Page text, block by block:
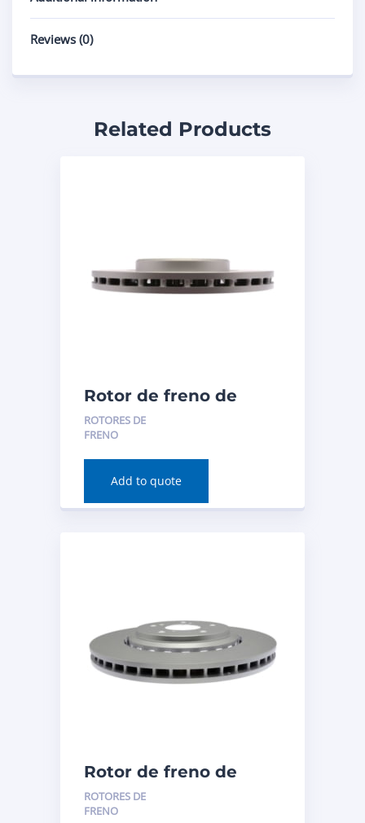
Reviews (0)
Related Products
Rotor de freno de
disco (delantero) para
Acura RDX 2020
ROTORES DE
FRENO
Add to quote
Rotor de freno de
disco (delantero) para
Acura TLX 2020
ROTORES DE
FRENO